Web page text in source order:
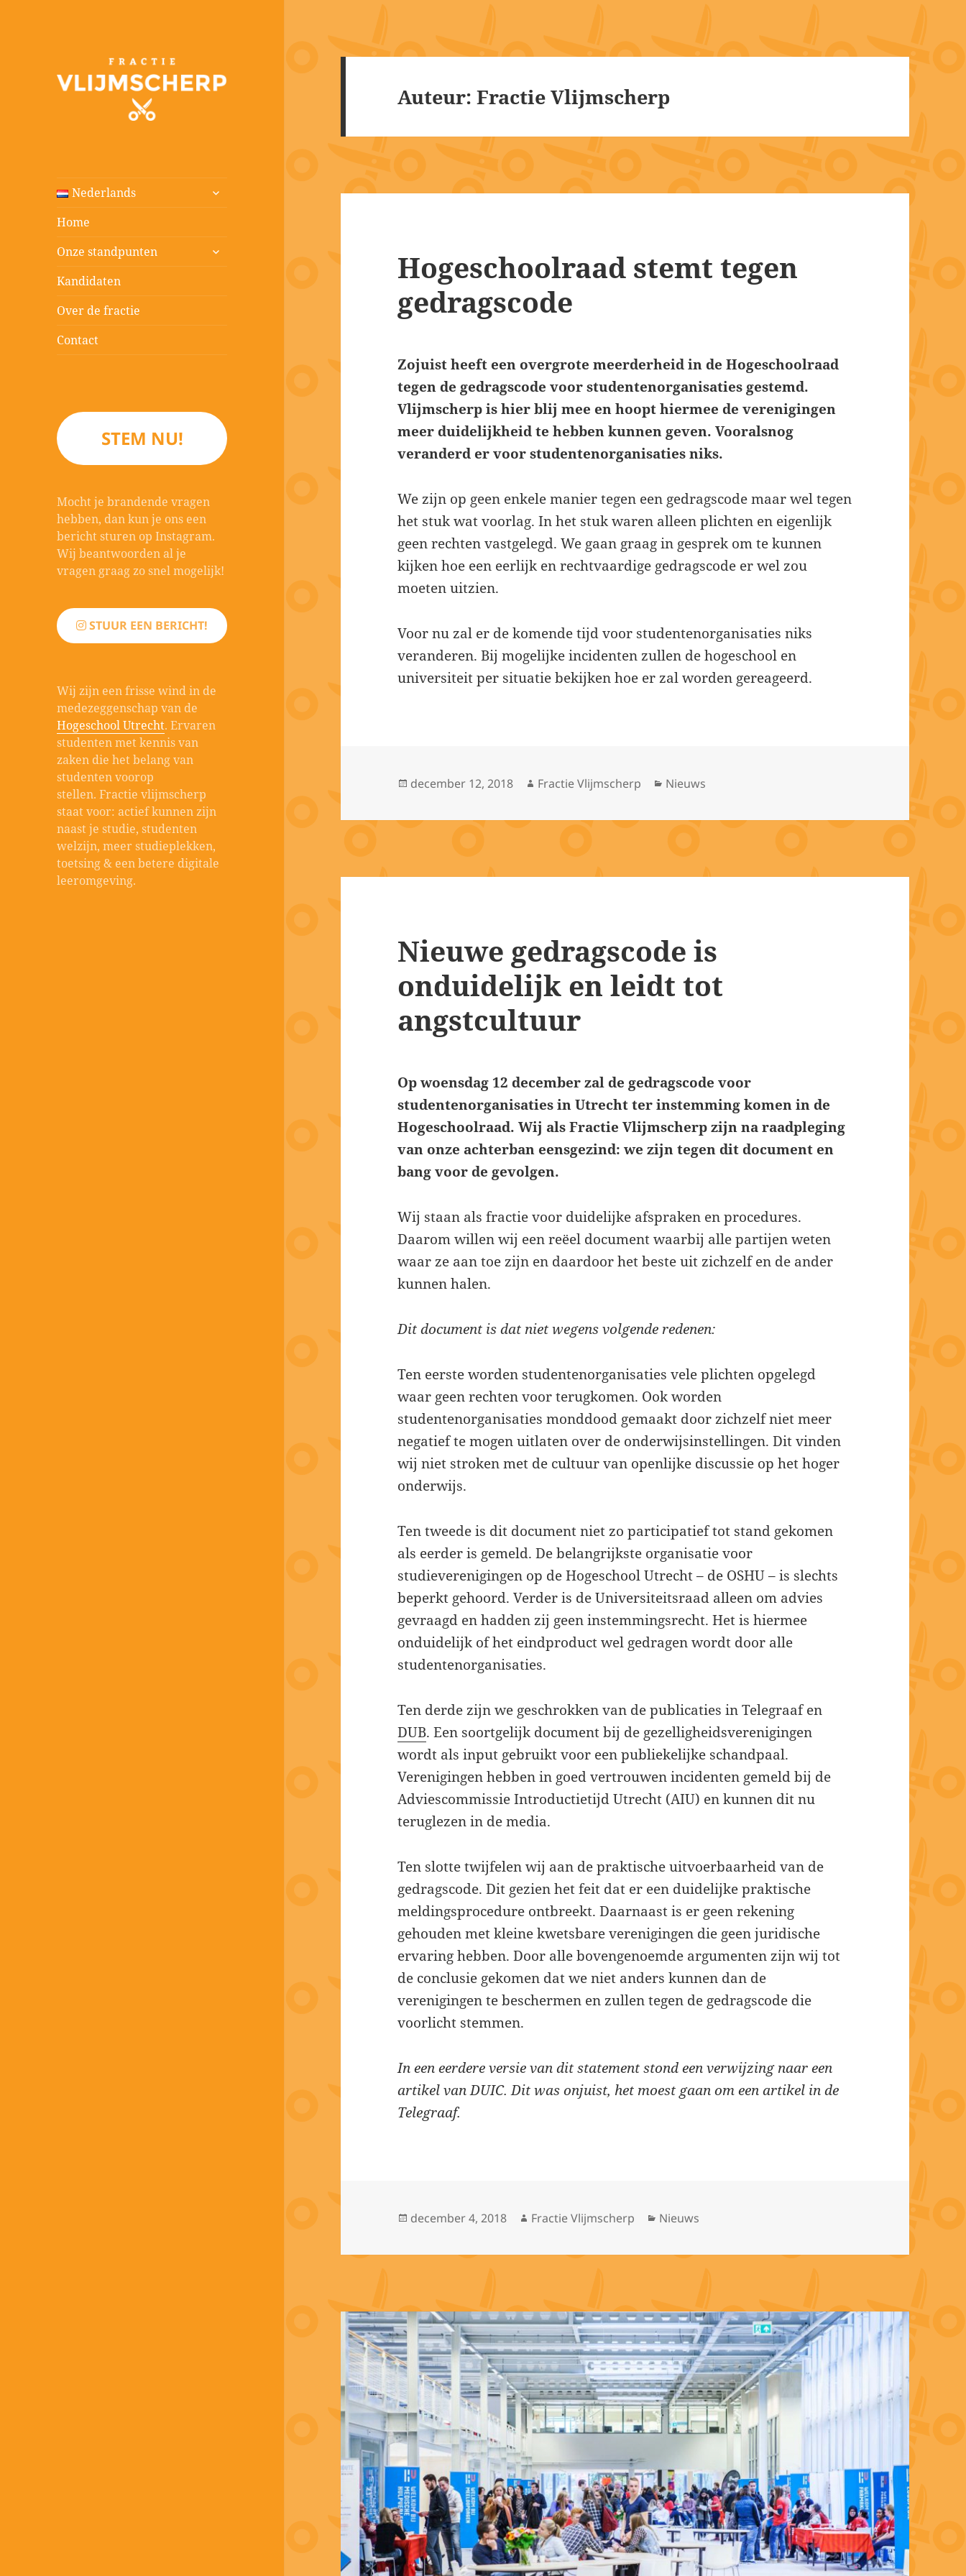
Nederlands
submenu
Home
Onze standpunten
submenu
Kandidaten
Over de fractie
Contact
STEM NU!
Mocht je brandende vragen
hebben, dan kun je ons een
bericht sturen op Instagram.
Wij beantwoorden al je
vragen graag zo snel mogelijk!
STUUR EEN BERICHT!
Wij zijn een frisse wind in de
medezeggenschap van de
Hogeschool Utrecht. Ervaren
studenten met kennis van
zaken die het belang van
studenten voorop
stellen. Fractie vlijmscherp
staat voor: actief kunnen zijn
naast je studie, studenten
welzijn, meer studieplekken,
toetsing & een betere digitale
leeromgeving.
Auteur:Fractie Vlijmscherp
Hogeschoolraad stemt tegen
gedragscode
Zojuist heeft een overgrote meerderheid in de Hogeschoolraad
tegen de gedragscode voor studentenorganisaties gestemd.
Vlijmscherp is hier blij mee en hoopt hiermee de verenigingen
meer duidelijkheid te hebben kunnen geven. Vooralsnog
veranderd er voor studentenorganisaties niks.
We zijn op geen enkele manier tegen een gedragscode maar wel tegen
het stuk wat voorlag. In het stuk waren alleen plichten en eigenlijk
geen rechten vastgelegd. We gaan graag in gesprek om te kunnen
kijken hoe een eerlijk en rechtvaardige gedragscode er wel zou
moeten uitzien.
Voor nu zal er de komende tijd voor studentenorganisaties niks
veranderen. Bij mogelijke incidenten zullen de hogeschool en
universiteit per situatie bekijken hoe er zal worden gereageerd.
Geplaatst
december 12, 2018 Auteur
Fractie Vlijmscherp Categorieën
Nieuws
Nieuwe gedragscode is
onduidelijk en leidt tot
angstcultuur
Op woensdag 12 december zal de gedragscode voor
studentenorganisaties in Utrecht ter instemming komen in de
Hogeschoolraad. Wij als Fractie Vlijmscherp zijn na raadpleging
van onze achterban eensgezind: we zijn tegen dit document en
bang voor de gevolgen.
Wij staan als fractie voor duidelijke afspraken en procedures.
Daarom willen wij een reëel document waarbij alle partijen weten
waar ze aan toe zijn en daardoor het beste uit zichzelf en de ander
kunnen halen.
Dit document is dat niet wegens volgende redenen:
Ten eerste worden studentenorganisaties vele plichten opgelegd
waar geen rechten voor terugkomen. Ook worden
studentenorganisaties monddood gemaakt door zichzelf niet meer
negatief te mogen uitlaten over de onderwijsinstellingen. Dit vinden
wij niet stroken met de cultuur van openlijke discussie op het hoger
onderwijs.
Ten tweede is dit document niet zo participatief tot stand gekomen
als eerder is gemeld. De belangrijkste organisatie voor
studieverenigingen op de Hogeschool Utrecht – de OSHU – is slechts
beperkt gehoord. Verder is de Universiteitsraad alleen om advies
gevraagd en hadden zij geen instemmingsrecht. Het is hiermee
onduidelijk of het eindproduct wel gedragen wordt door alle
studentenorganisaties.
Ten derde zijn we geschrokken van de publicaties in Telegraaf en
DUB. Een soortgelijk document bij de gezelligheidsverenigingen
wordt als input gebruikt voor een publiekelijke schandpaal.
Verenigingen hebben in goed vertrouwen incidenten gemeld bij de
Adviescommissie Introductietijd Utrecht (AIU) en kunnen dit nu
teruglezen in de media.
Ten slotte twijfelen wij aan de praktische uitvoerbaarheid van de
gedragscode. Dit gezien het feit dat er een duidelijke praktische
meldingsprocedure ontbreekt. Daarnaast is er geen rekening
gehouden met kleine kwetsbare verenigingen die geen juridische
ervaring hebben. Door alle bovengenoemde argumenten zijn wij tot
de conclusie gekomen dat we niet anders kunnen dan de
verenigingen te beschermen en zullen tegen de gedragscode die
voorlicht stemmen.
In een eerdere versie van dit statement stond een verwijzing naar een
artikel van DUIC. Dit was onjuist, het moest gaan om een artikel in de
Telegraaf.
Geplaatst
december 4, 2018 Auteur
Fractie Vlijmscherp Categorieën
Nieuws